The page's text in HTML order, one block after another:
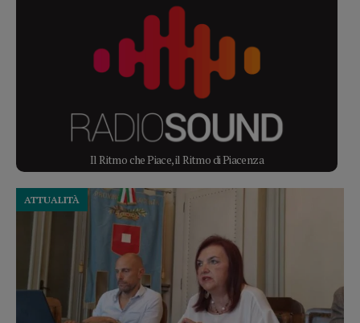
Il Ritmo che Piace, il Ritmo di Piacenza
ATTUALITÀ